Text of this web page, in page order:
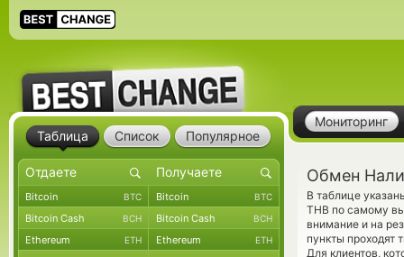
Мониторинг
Обмен
В таблице
THB по самому
внимание и на
пункты проходят
Для клиентов,
Таблица Список Популярное
Bitcoin BTC Bitcoin BTC
Bitcoin Cash BCH Bitcoin Cash BCH
Ethereum ETH Ethereum ETH